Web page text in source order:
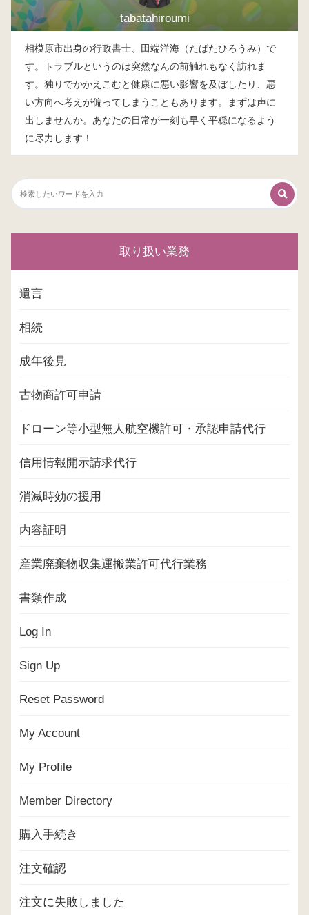
tabatahiroumi
相模原市出身の行政書士、田端洋海（たばたひろうみ）で
す。トラブルというのは突然なんの前触れもなく訪れま
す。独りでかかえこむと健康に悪い影響を及ぼしたり、悪
い方向へ考えが偏ってしまうこともあります。まずは声に
出しませんか。あなたの日常が一刻も早く平穏になるよう
に尽力します！
取り扱い業務
遺言
相続
成年後見
古物商許可申請
ドローン等小型無人航空機許可・承認申請代行
信用情報開示請求代行
消滅時効の援用
内容証明
産業廃棄物収集運搬業許可代行業務
書類作成
Log In
Sign Up
Reset Password
My Account
My Profile
Member Directory
購入手続き
注文確認
注文に失敗しました